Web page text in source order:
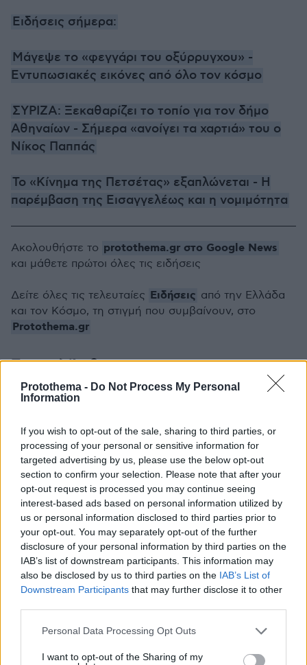
Protothema - Do Not Process My Personal
Information
If you wish to opt-out of the sale, sharing to third parties, or
processing of your personal or sensitive information for
targeted advertising by us, please use the below opt-out
section to confirm your selection. Please note that after your
opt-out request is processed you may continue seeing
interest-based ads based on personal information utilized by
us or personal information disclosed to third parties prior to
your opt-out. You may separately opt-out of the further
disclosure of your personal information by third parties on the
IAB’s list of downstream participants. This information may
also be disclosed by us to third parties on the IAB’s List of
Downstream Participants that may further disclose it to other
Please note that this website/app uses one or more Google
not limited to your visit or usage behaviour. You may click to
Personal Data Processing Opt Outs
I want to opt-out of the Sharing of my
Ειδήσεις σήμερα:
Μάγεψε το «φεγγάρι του οξύρρυγχου» -
Εντυπωσιακές εικόνες από όλο τον κόσμο
ΣΥΡΙΖΑ: Ξεκαθαρίζει το τοπίο για τον δήμο
Αθηναίων - Σήμερα «ανοίγει τα χαρτιά» του ο
Νίκος Παππάς
Το «Κίνημα της Πετσέτας» εξαπλώνεται - Η
παρέμβαση της Εισαγγελέως και η νομιμότητα
Σχετικά Άρθρα
Ακολουθήστε το protothema.gr στο Google News
και μάθετε πρώτοι όλες τις ειδήσεις
Δείτε όλες τις τελευταίες Ειδήσεις από την Ελλάδα
και τον Κόσμο, τη στιγμή που συμβαίνουν, στο
Protothema.gr